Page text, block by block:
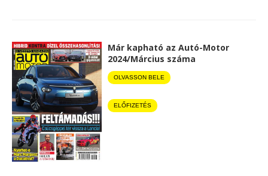
Már kapható az Autó-Motor
2024/Március száma
OLVASSON BELE
ELŐFIZETÉS